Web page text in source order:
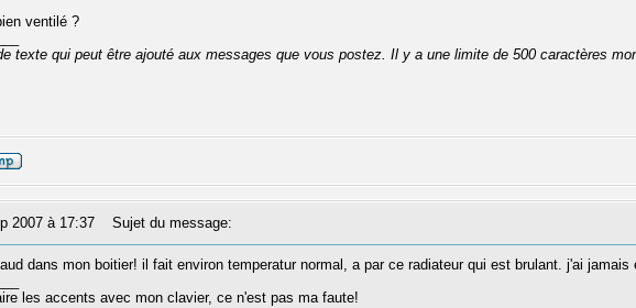
ventilé ?
texte qui peut être ajouté aux messages que vous postez. Il y a une limite de 500 caractères
2007 à 17:37 Sujet du message:
dans mon boitier! il fait environ temperatur normal, a par ce radiateur qui est brulant. j'ai
les accents avec mon clavier, ce n'est pas ma faute!